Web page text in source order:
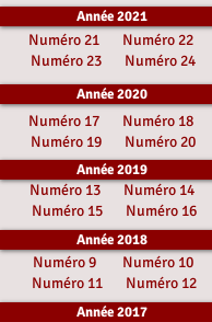
Année 2021
Numéro 21
Numéro 22
Numéro 23
Numéro 24
Année 2020
Numéro 17 Numéro 18
Numéro 19 Numéro 20
Année 2019
Numéro 13 Numéro 14
Numéro 15 Numéro 16
Année 2018
Numéro 9 Numéro 10
Numéro 11 Numéro 12
Année 2017